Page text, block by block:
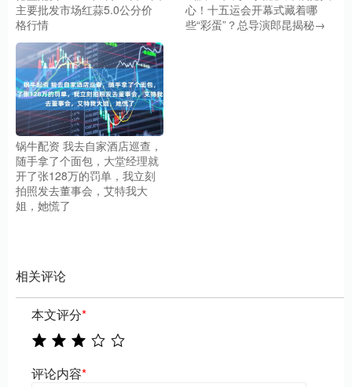
主要批发市场红蒜5.0公分价
格行情
心！十五运会开幕式藏着哪
些“彩蛋”？总导演郎昆揭秘→
锅牛配资 我去自家酒店巡查，
随手拿了个面包，大堂经理就
开了张128万的罚单，我立刻
拍照发去董事会，艾特我大
姐，她慌了
相关评论
本文评分*
评论内容*